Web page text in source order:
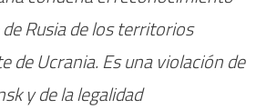
Rusia de los territorios
de Ucrania. Es una violación de
y de la legalidad